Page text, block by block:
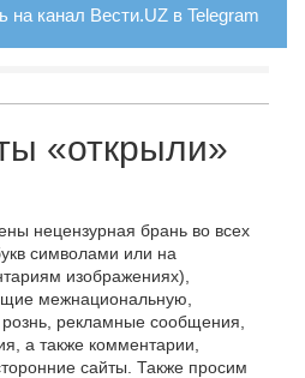
на канал Вести.UZ в Telegram
«открыли»
нецензурная брань во всех
символами или на
изображениях),
межнациональную,
рекламные сообщения,
а также комментарии,
сайты. Также просим